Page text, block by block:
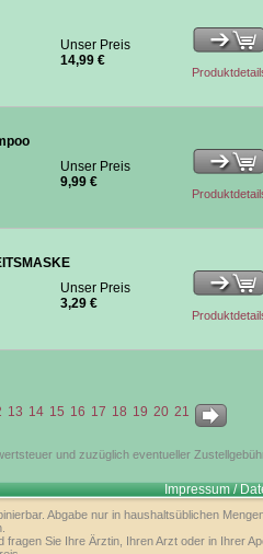
Unser Preis
14,99 €
Unser Preis
9,99 €
Unser Preis
3,29 €
13 14 15 16 17 18 19 20 21
und zuzüglich eventueller
Impressum /
Abgabe nur in haushaltsüblichen
Sie Ihre Ärztin, Ihren Arzt oder in Ihrer